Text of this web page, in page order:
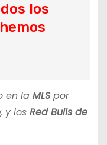
los
en la MLSpor
, y los Red Bulls de